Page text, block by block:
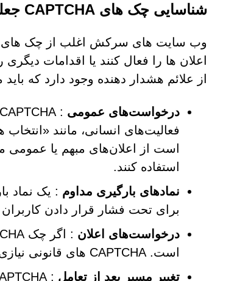
شناسایی چک های CAPTCHA جعلی: علائم هشدار دهنده
اعلان ها را فعال کنند یا اقدامات
از علائم هشدار دهنده وجود دارد که باید
درخواست‌های عمومی
است از اعلان‌های مبهم یا عمومی
استفاده کنند.
نمادهای بارگیری مداوم
برای تحت فشار قرار دادن
درخواست‌های اعلان
است. CAPTCHA های قانونی نیازی به فعال کردن اعلان های مرورگر ندارند.
تغییر مسیر بعد از تعامل